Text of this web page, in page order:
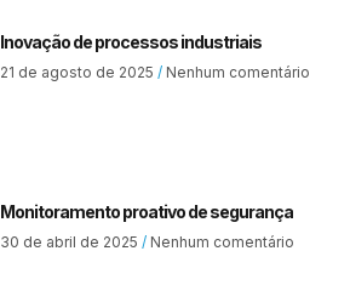
Inovação de processos industriais
21 de agosto de 2025 Nenhum comentário
Monitoramento proativo de segurança
30 de abril de 2025 Nenhum comentário